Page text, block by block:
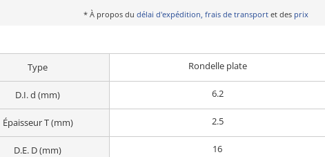
* À propos du délai d'expédition, frais de transport et des prix
Type Rondelle plate
D.I. d (mm) 6.2
Épaisseur T (mm) 2.5
D.E. D (mm) 16